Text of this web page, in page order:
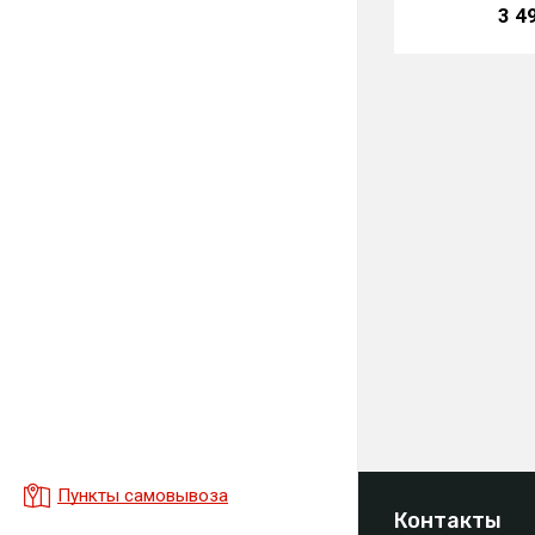
Пункты самовывоза
3
Контакты